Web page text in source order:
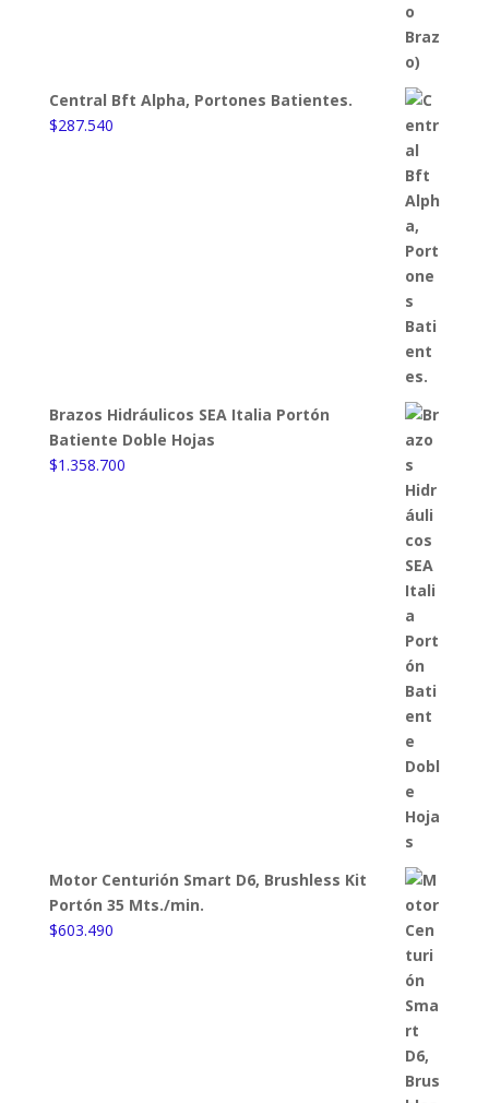
Central Bft Alpha, Portones Batientes.
$287.540
Brazos Hidráulicos SEA Italia Portón
Batiente Doble Hojas
$1.358.700
Motor Centurión Smart D6, Brushless Kit
Portón 35 Mts./min.
$603.490